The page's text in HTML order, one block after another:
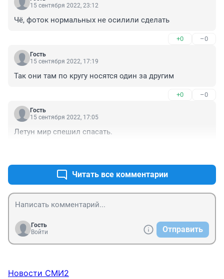
15 сентября 2022, 23:12
Чё, фоток нормальных не осилили сделать
+0 –0
Гость
15 сентября 2022, 17:19
Так они там по кругу носятся один за другим
+0 –0
Гость
15 сентября 2022, 17:05
Летун мир спешил спасать.
Читать все комментарии
Гость
Войти
Отправить
Новости СМИ2